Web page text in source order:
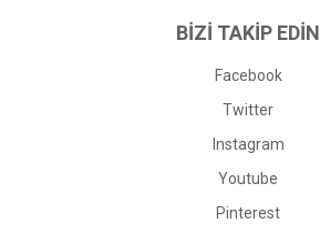
BİZİ TAKİP EDİN
Facebook
Twitter
Instagram
Youtube
Pinterest